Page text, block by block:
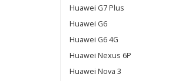
Huawei G7 Plus
Huawei G6
Huawei G6 4G
Huawei Nexus 6P
Huawei Nova 3